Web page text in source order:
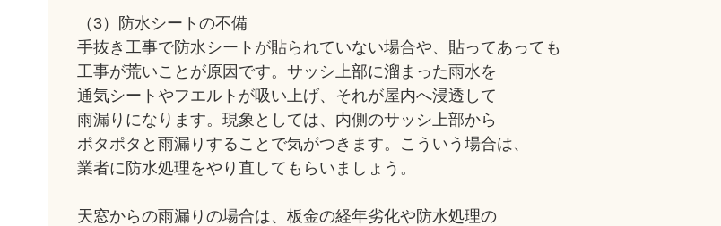
（3）防水シートの不備
手抜き工事で防水シートが貼られていない場合や、貼ってあっても
工事が荒いことが原因です。サッシ上部に溜まった雨水を
通気シートやフエルトが吸い上げ、それが屋内へ浸透して
雨漏りになります。現象としては、内側のサッシ上部から
ポタポタと雨漏りすることで気がつきます。こういう場合は、
業者に防水処理をやり直してもらいましょう。
天窓からの雨漏りの場合は、板金の経年劣化や防水処理の